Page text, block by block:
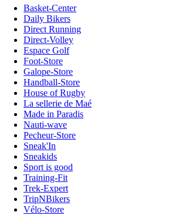
Basket-Center
Daily Bikers
Direct Running
Direct-Volley
Espace Golf
Foot-Store
Galope-Store
Handball-Store
House of Rugby
La sellerie de Maé
Made in Paradis
Nauti-wave
Pecheur-Store
Sneak'In
Sneakids
Sport is good
Training-Fit
Trek-Expert
TripNBikers
Vélo-Store